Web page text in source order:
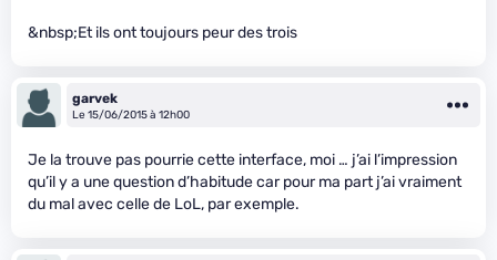
&nbsp;Et ils ont toujours peur des trois
garvek
Le 15/06/2015 à 12h00
Je la trouve pas pourrie cette interface, moi … j’ai l’impression
qu’il y a une question d’habitude car pour ma part j’ai vraiment
du mal avec celle de LoL, par exemple.